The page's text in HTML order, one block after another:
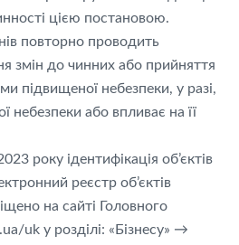
цією постановою.
повторно проводить
змін до чинних або прийняття
підвищеної небезпеки, у разі,
небезпеки або впливає на її
року ідентифікація об’єктів
реєстр об’єктів
на сайті Головного
uk у розділі: «Бізнесу» →